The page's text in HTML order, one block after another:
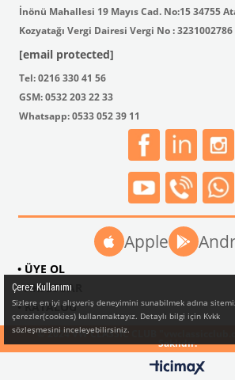
İnönü Mahallesi 19 Mayıs Cad. No:15 34755
Kozyatağı Vergi Dairesi Vergi No : 3231002786
[email protected]
Tel: 0216 330 41 56
GSM: 0532 203 22 33
Whatsapp: 0533 052 39 11
Apple
• ÜYE OL
• AKSESUAR
• KATALOG
© 2024 VW CLASSIC CLUB
Saklıdır.
Çerez Kullanımı
Sizlere en iyi alışveriş deneyimini sunabilmek adına
çerezler(cookies) kullanmaktayız. Detaylı bilgi için Kvkk
sözleşmesini inceleyebilirsiniz.